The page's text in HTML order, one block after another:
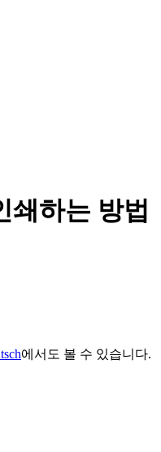
쇄하는 방법
에서도 볼 수 있습니다.